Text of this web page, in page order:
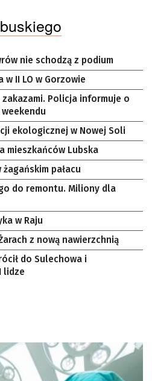
nie schodzą z podium
w II LO w Gorzowie
zakazami. Policja informuje o
ekologicznej w Nowej Soli
mieszkańców Lubska
pałacu
do remontu. Miliony dla
w Raju
z nową nawierzchnią
do Sulechowa i
lidze